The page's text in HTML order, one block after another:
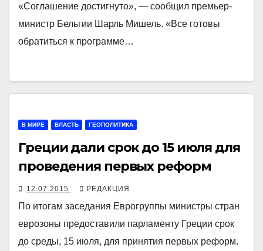
«Соглашение достигнуто», — сообщил премьер-
министр Бельгии Шарль Мишель. «Все готовы
обратиться к программе…
В МИРЕ ВЛАСТЬ ГЕОПОЛИТИКА
Греции дали срок до 15 июля для
проведения первых реформ
12.07.2015 РЕДАКЦИЯ
По итогам заседания Еврогруппы министры стран
еврозоны предоставили парламенту Греции срок
до среды, 15 июля, для принятия первых реформ.